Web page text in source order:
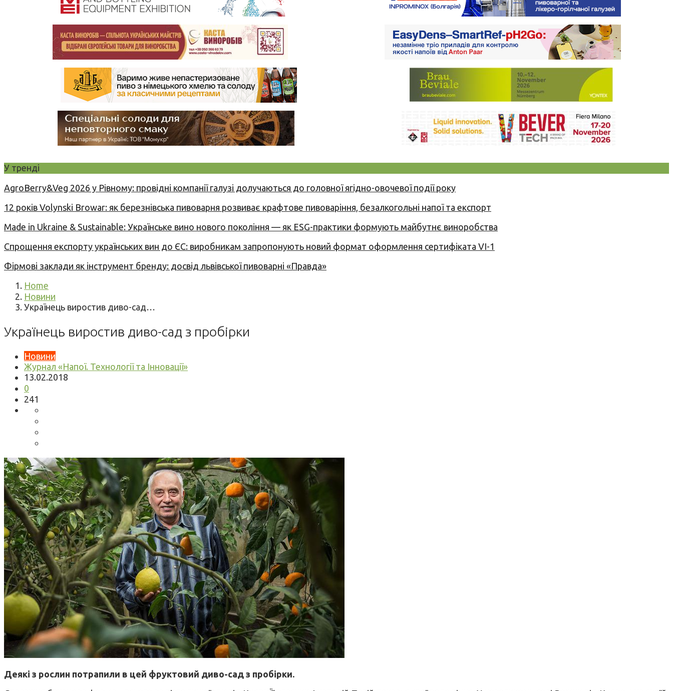
У тренді
AgroBerry&Veg 2026 у Рівному: провідні компанії галузі долучаються до головної ягідно-овочевої події року
12 років Volynski Browar: як березнівська пивоварня розвиває крафтове пивоваріння, безалкогольні напої та експорт
Made in Ukraine & Sustainable: Українське вино нового покоління — як ESG-практики формують майбутнє виноробства
Спрощення експорту українських вин до ЄС: виробникам запропонують новий формат оформлення сертифіката VI-1
Фірмові заклади як інструмент бренду: досвід львівської пивоварні «Правда»
Home
Новини
Українець виростив диво-сад…
Українець виростив диво-сад з пробірки
Новини
Журнал «Напої. Технології та Інновації»
13.02.2018
0
241
Деякі з рослин потрапили в цей фруктовий диво-сад з пробірки.